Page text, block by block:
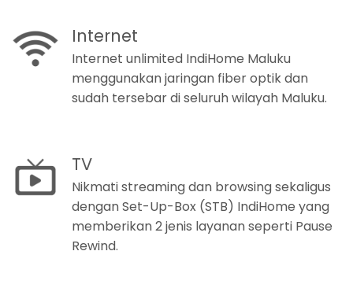
Internet
Internet unlimited IndiHome Maluku
menggunakan jaringan fiber optik dan
sudah tersebar di seluruh wilayah Maluku.
TV
Nikmati streaming dan browsing sekaligus
dengan Set-Up-Box (STB) IndiHome yang
memberikan 2 jenis layanan seperti Pause
Rewind.